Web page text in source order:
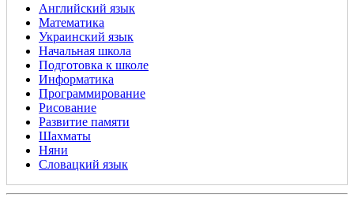
Английский язык
Математика
Украинский язык
Начальная школа
Подготовка к школе
Информатика
Программирование
Рисование
Развитие памяти
Шахматы
Няни
Словацкий язык